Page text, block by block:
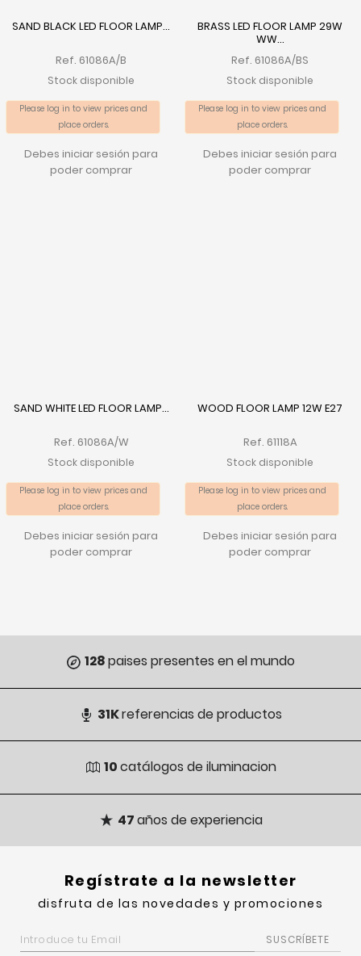
SAND BLACK LED FLOOR LAMP...
Ref. 61086A/B
Stock disponible
Please log in to view prices and
place orders.
Debes iniciar sesión para
poder comprar
BRASS LED FLOOR LAMP 29W
WW...
Ref. 61086A/BS
Stock disponible
Please log in to view prices and
place orders.
Debes iniciar sesión para
poder comprar
SAND WHITE LED FLOOR LAMP...
Ref. 61086A/W
Stock disponible
Please log in to view prices and
place orders.
Debes iniciar sesión para
poder comprar
WOOD FLOOR LAMP 12W E27
Ref. 61118A
Stock disponible
Please log in to view prices and
place orders.
Debes iniciar sesión para
poder comprar
128paises presentes en el mundo
31Kreferencias de productos
10catálogos de iluminacion
47años de experiencia
regístrate a la newsletter
disfruta de las novedades y promociones
SUSCRÍBETE